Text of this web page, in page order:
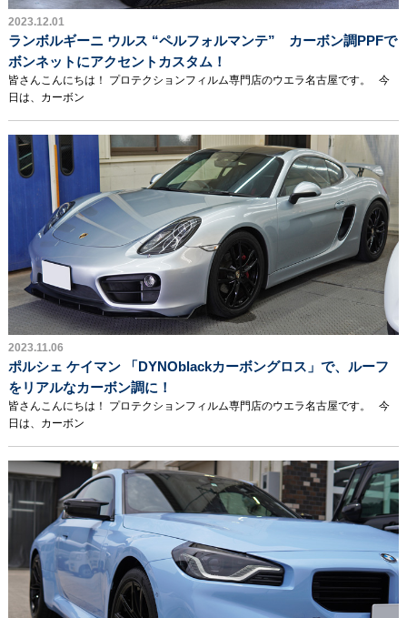
2023.12.01
ランボルギーニ ウルス “ペルフォルマンテ” カーボン調PPFで
ボンネットにアクセントカスタム！
皆さんこんにちは！ プロテクションフィルム専門店のウエラ名古屋です。 今
日は、カーボン
2023.11.06
ポルシェ ケイマン 「DYNOblackカーボングロス」で、ルーフ
をリアルなカーボン調に！
皆さんこんにちは！ プロテクションフィルム専門店のウエラ名古屋です。 今
日は、カーボン